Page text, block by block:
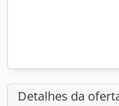
Detalhes da